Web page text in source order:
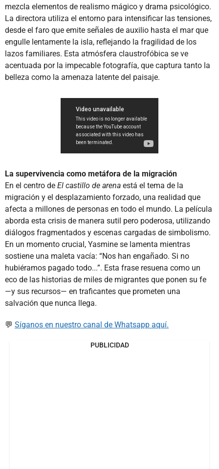
mezcla elementos de realismo mágico y drama psicológico.
La directora utiliza el entorno para intensificar las tensiones,
desde el faro que emite señales de auxilio hasta el mar que
engulle lentamente la isla, reflejando la fragilidad de los
lazos familiares. Esta atmósfera claustrofóbica se ve
acentuada por la impecable fotografía, que captura tanto la
belleza como la amenaza latente del paisaje.
La supervivencia como metáfora de la migración
En el centro de El castillo de arena está el tema de la
migración y el desplazamiento forzado, una realidad que
afecta a millones de personas en todo el mundo. La película
aborda esta crisis de manera sutil pero poderosa, utilizando
diálogos fragmentados y escenas cargadas de simbolismo.
En un momento crucial, Yasmine se lamenta mientras
sostiene una maleta vacía: “Nos han engañado. Si no
hubiéramos pagado todo...”. Esta frase resuena como un
eco de las historias de miles de migrantes que ponen su fe
—y sus recursos— en traficantes que prometen una
salvación que nunca llega.
💬 Síganos en nuestro canal de Whatsapp aquí.
PUBLICIDAD